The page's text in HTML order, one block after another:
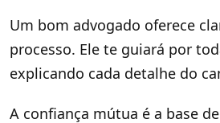
Um bom advogado oferece
processo. Ele te guiará por
explicando cada detalhe do
A confiança mútua é a base